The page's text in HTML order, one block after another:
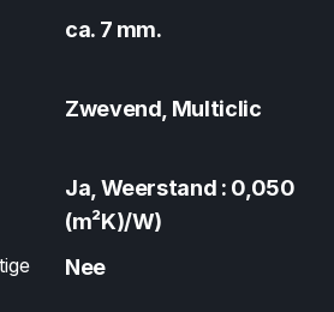
ca. 7 mm.
Zwevend, Multiclic
Ja, Weerstand : 0,050
(m²K)/W)
Nee